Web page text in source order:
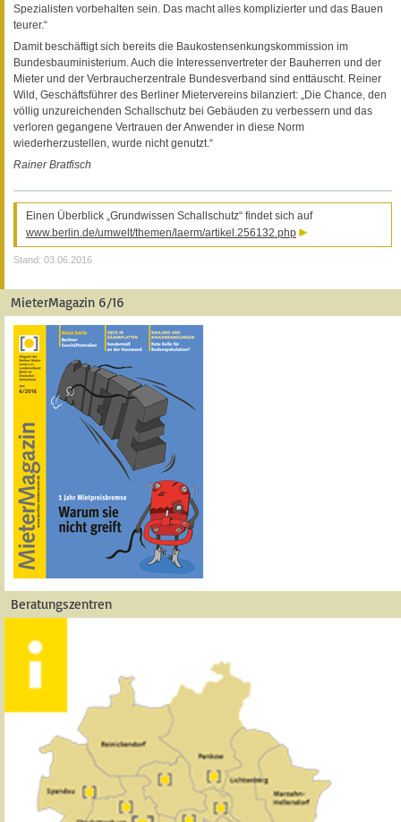
Spezialisten vorbehalten sein. Das macht alles komplizierter und das Bauen
teurer.“
Damit beschäftigt sich bereits die Baukostensenkungskommission im
Bundesbauministerium. Auch die Interessenvertreter der Bauherren und der
Mieter und der Verbraucherzentrale Bundesverband sind enttäuscht. Reiner
Wild, Geschäftsführer des Berliner Mietervereins bilanziert: „Die Chance, den
völlig unzureichenden Schallschutz bei Gebäuden zu verbessern und das
verloren gegangene Vertrauen der Anwender in diese Norm
wiederherzustellen, wurde nicht genutzt.“
Rainer Bratfisch
Einen Überblick „Grundwissen Schallschutz“ findet sich auf
www.berlin.de/umwelt/themen/laerm/artikel.256132.php
Stand: 03.06.2016
MieterMagazin 6/16
Beratungszentren